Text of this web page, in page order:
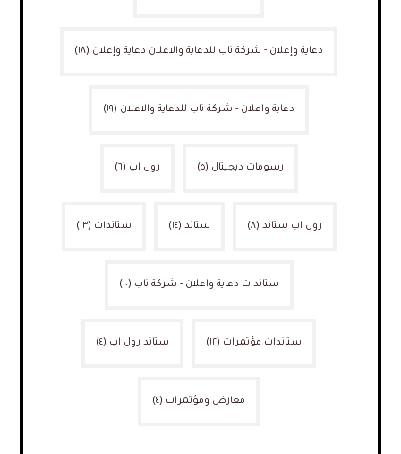
دعاية وإعلان - شركة ناب للدعاية والاعلان دعاية وإعلان (١٨)
دعاية واعلان - شركة ناب للدعاية والاعلان (١٩)
رسومات ديجيتال (٥) رول اب (٦)
رول اب ستاند (٨) ستاند (١٤) ستاندات (١٣)
ستاندات دعاية واعلان - شركة ناب (١٠)
ستاندات مؤتمرات (١٢) ستاند رول اب (٤)
معارض ومؤتمرات (٤)